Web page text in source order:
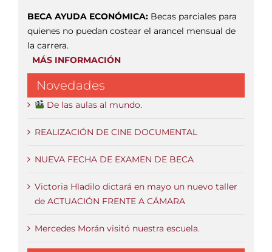
BECA AYUDA ECONÓMICA: Becas parciales para
quienes no puedan costear el arancel mensual de
la carrera.
MÁS INFORMACIÓN
Novedades
De las aulas al mundo.
REALIZACIÓN DE CINE DOCUMENTAL
NUEVA FECHA DE EXAMEN DE BECA
Victoria Hladilo dictará en mayo un nuevo taller
de ACTUACIÓN FRENTE A CÁMARA
Mercedes Morán visitó nuestra escuela.